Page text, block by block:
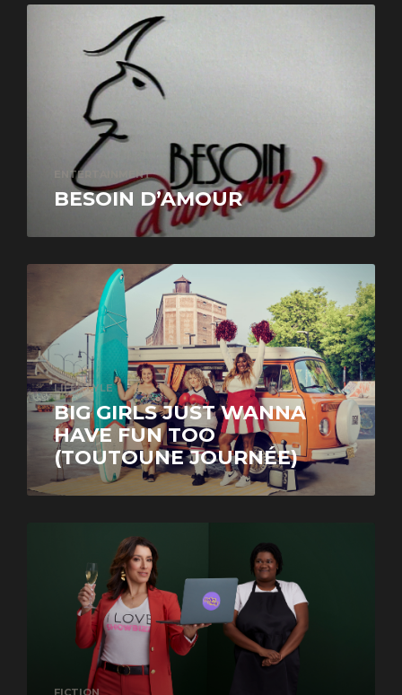
ENTERTAINMENT
BESOIN D’AMOUR
LIFESTYLE
BIG GIRLS JUST WANNA
HAVE FUN TOO
(TOUTOUNE JOURNÉE)
FICTION